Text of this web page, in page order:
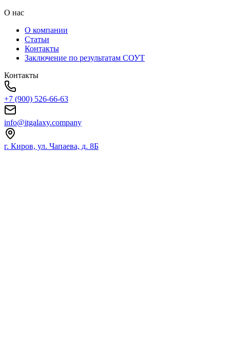
О нас
О компании
Статьи
Контакты
Заключение по результатам СОУТ
Контакты
+7 (900) 526-66-63
info@itgalaxy.company
г. Киров, ул. Чапаева, д. 8Б